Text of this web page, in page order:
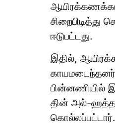
ஈடுபட்டது.
இதில்,
காயமடைந்தனர்.
பின்னணியில்
தின் அல்-ஹத்தத்
கொல்லப்பட்டார்.